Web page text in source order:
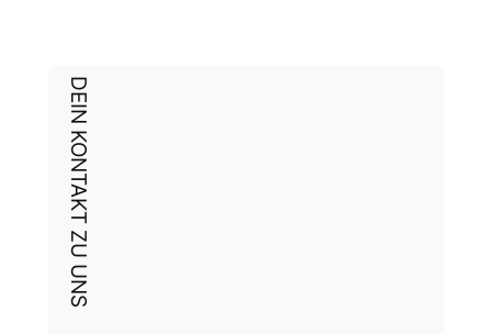
DEIN KONTAKT ZU UNS